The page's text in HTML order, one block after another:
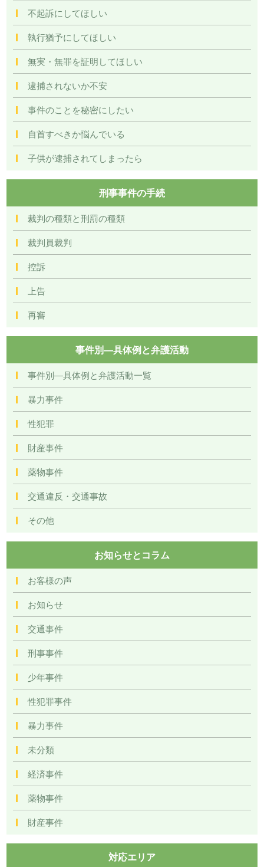
不起訴にしてほしい
執行猶予にしてほしい
無実・無罪を証明してほしい
逮捕されないか不安
事件のことを秘密にしたい
自首すべきか悩んでいる
子供が逮捕されてしまったら
刑事事件の手続
裁判の種類と刑罰の種類
裁判員裁判
控訴
上告
再審
事件別―具体例と弁護活動
事件別―具体例と弁護活動一覧
暴力事件
性犯罪
財産事件
薬物事件
交通違反・交通事故
その他
お知らせとコラム
お客様の声
お知らせ
交通事件
刑事事件
少年事件
性犯罪事件
暴力事件
未分類
経済事件
薬物事件
財産事件
対応エリア